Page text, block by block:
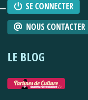
SE CONNECTER
NOUS CONTACTER
LE BLOG